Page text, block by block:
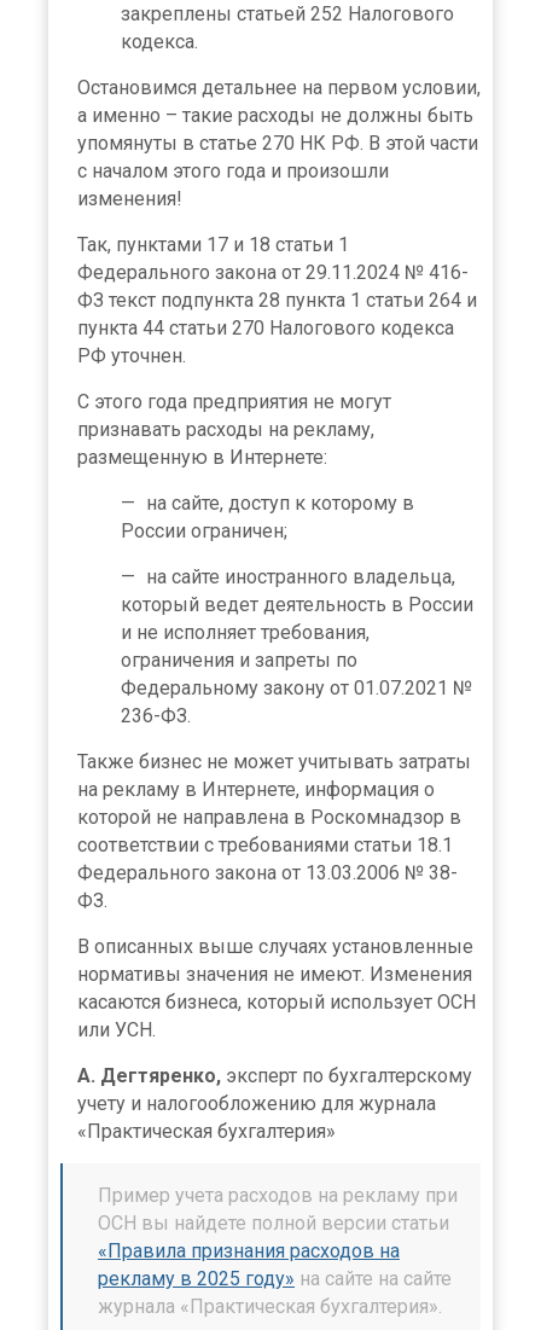
закреплены статьей 252 Налогового
кодекса.
Остановимся детальнее на первом условии,
а именно – такие расходы не должны быть
упомянуты в статье 270 НК РФ. В этой части
с началом этого года и произошли
изменения!
Так, пунктами 17 и 18 статьи 1
Федерального закона от 29.11.2024 № 416-
ФЗ текст подпункта 28 пункта 1 статьи 264 и
пункта 44 статьи 270 Налогового кодекса
РФ уточнен.
С этого года предприятия не могут
признавать расходы на рекламу,
размещенную в Интернете:
на сайте, доступ к которому в
России ограничен;
на сайте иностранного владельца,
который ведет деятельность в России
и не исполняет требования,
ограничения и запреты по
Федеральному закону от 01.07.2021 №
236-ФЗ.
Также бизнес не может учитывать затраты
на рекламу в Интернете, информация о
которой не направлена в Роскомнадзор в
соответствии с требованиями статьи 18.1
Федерального закона от 13.03.2006 № 38-
ФЗ.
В описанных выше случаях установленные
нормативы значения не имеют. Изменения
касаются бизнеса, который использует ОСН
или УСН.
А. Дегтяренко, эксперт по бухгалтерскому
учету и налогообложению для журнала
«Практическая бухгалтерия»
Пример учета расходов на рекламу при
ОСН вы найдете полной версии статьи
«Правила признания расходов на
рекламу в 2025 году» на сайте на сайте
журнала «Практическая бухгалтерия».